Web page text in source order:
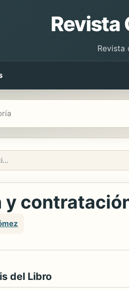
Revista
Revista
Seguridad jurídica y contratación mercantil
del Libro